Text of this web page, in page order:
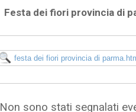
Festa dei fiori provincia di
Non sono stati segnalati